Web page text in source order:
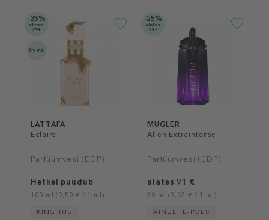
-25%
alates
29€
LATTAFA
Eclaire
Parfüümvesi (EDP)
Hetkel puudub
100 ml (0,50 € / 1 ml)
KINGITUS
-25%
alates
29€
MUGLER
Alien Extraintense
Parfüümvesi (EDP)
alates 91 €
30 ml (3,03 € / 1 ml)
AINULT E-POES